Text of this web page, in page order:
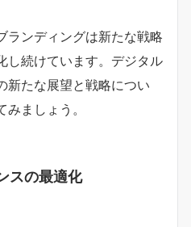
ランディングは新たな戦略
し続けています。デジタル
新たな展望と戦略につい
ましょう。
スの最適化